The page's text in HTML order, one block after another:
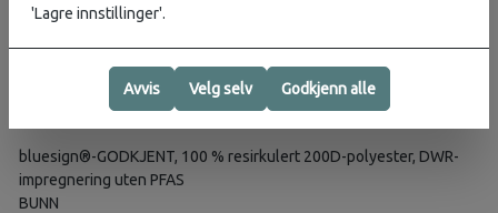
HOVED
bluesign®-GODKJENT, 100 % resirkulert 300D-polyester med<br
/> ripstop, DWR-impregnering uten PFAS
bluesign®-GODKJENT, 100 % resirkulert 200D-polyester, DWR-
impregnering uten PFAS
BUNN
'Lagre innstillinger'.
Avvis Velg selv Godkjenn alle